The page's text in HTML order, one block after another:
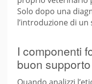
Solo dopo una
l’introduzione di
I componenti
buon
Quando analizzi